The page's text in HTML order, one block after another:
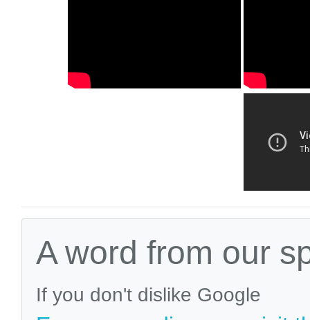
A word from our
If you don't dislike Google